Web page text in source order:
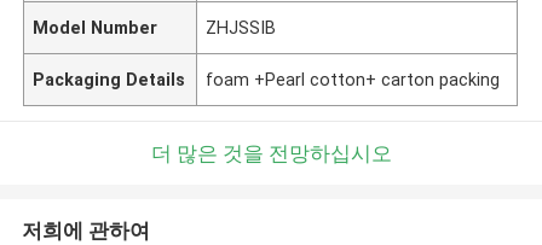
Model Number ZHJSSIB
Packaging Details foam +Pearl cotton+ carton packing
더 많은 것을 전망하십시오
저희에 관하여